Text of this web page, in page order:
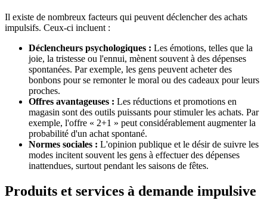
Il existe de nombreux facteurs qui peuvent déclencher des achats
impulsifs. Ceux-ci incluent :
Déclencheurs psychologiques : Les émotions, telles que la
joie, la tristesse ou l'ennui, mènent souvent à des dépenses
spontanées. Par exemple, les gens peuvent acheter des
bonbons pour se remonter le moral ou des cadeaux pour leurs
proches.
Offres avantageuses : Les réductions et promotions en
magasin sont des outils puissants pour stimuler les achats. Par
exemple, l'offre « 2+1 » peut considérablement augmenter la
probabilité d'un achat spontané.
Normes sociales : L'opinion publique et le désir de suivre les
modes incitent souvent les gens à effectuer des dépenses
inattendues, surtout pendant les saisons de fêtes.
Produits et services à demande impulsive